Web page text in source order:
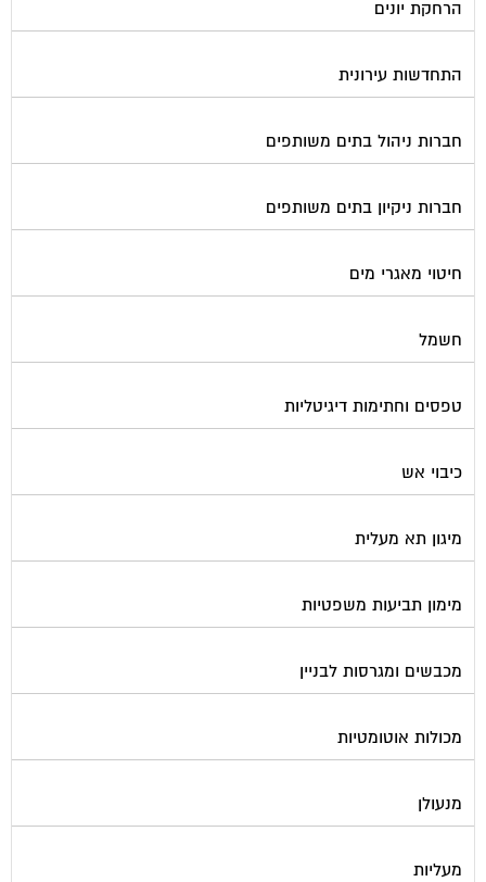
הרחקת יונים
התחדשות עירונית
חברות ניהול בתים משותפים
חברות ניקיון בתים משותפים
חיטוי מאגרי מים
חשמל
טפסים וחתימות דיגיטליות
כיבוי אש
מיגון תא מעלית
מימון תביעות משפטיות
מכבשים ומגרסות לבניין
מכולות אוטומטיות
מנעולן
מעליות